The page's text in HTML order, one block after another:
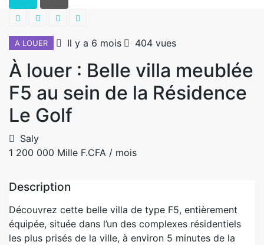
A LOUER Il y a 6 mois 404 vues
À louer : Belle villa meublée
F5 au sein de la Résidence
Le Golf
Saly
1 200 000 Mille F.CFA / mois
Description
Découvrez cette belle villa de type F5, entièrement
équipée, située dans l’un des complexes résidentiels
les plus prisés de la ville, à environ 5 minutes de la